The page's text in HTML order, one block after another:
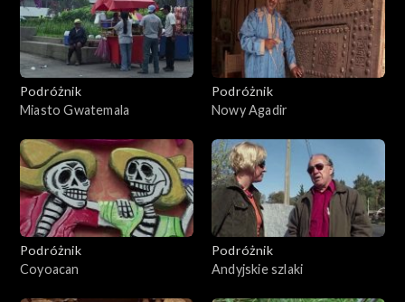
Podróżnik
Miasto Gwatemala
Podróżnik
Nowy Agadir
Podróżnik
Coyoacan
Podróżnik
Andyjskie szlaki